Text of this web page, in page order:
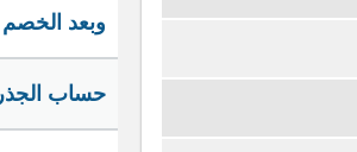
وبعد الخصم
حساب الجذر